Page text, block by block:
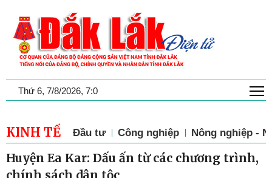
Thứ 6, 7/8/2026, 7:0
KINH TẾ Đầu tư Công nghiệp Nông nghiệp -
Huyện Ea Kar: Dấu ấn từ các chương trình,
chính sách dân tộc